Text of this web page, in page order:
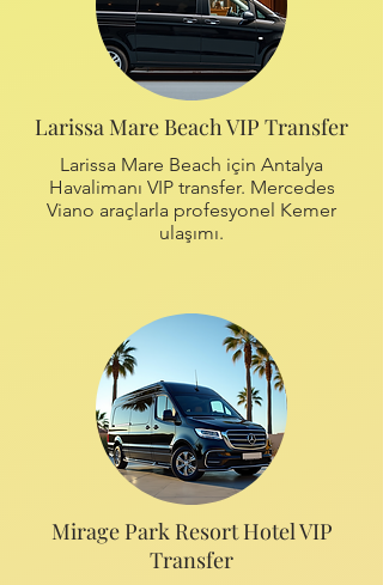
Larissa Mare Beach VIP Transfer
Larissa Mare Beach için Antalya
Havalimanı VIP transfer. Mercedes
Viano araçlarla profesyonel Kemer
ulaşımı.
Mirage Park Resort Hotel VIP
Transfer